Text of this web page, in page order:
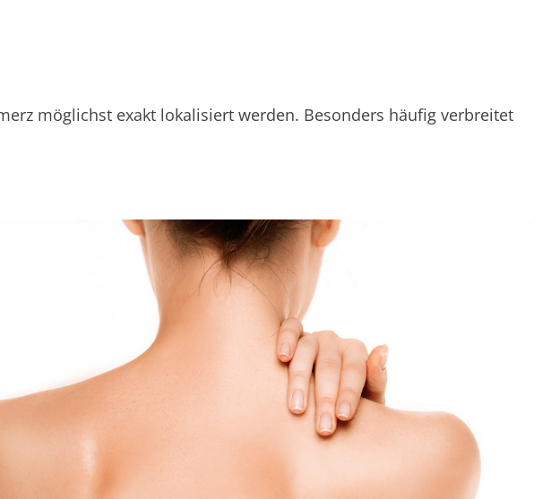
möglichst exakt lokalisiert werden. Besonders häufig verbreitet